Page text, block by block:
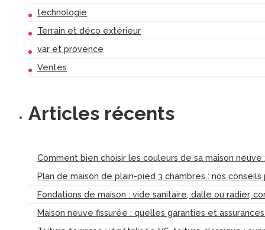
technologie
Terrain et déco extérieur
var et provence
Ventes
Articles récents
Comment bien choisir les couleurs de sa maison
Plan de maison de plain-pied 3 chambres : nos
Fondations de maison : vide sanitaire, dalle ou radier,
Maison neuve fissurée : quelles garanties et